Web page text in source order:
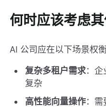
何时应该考虑
AI 公司应在以下场景权
复杂多租户需求：企
复杂
高性能向量操作：